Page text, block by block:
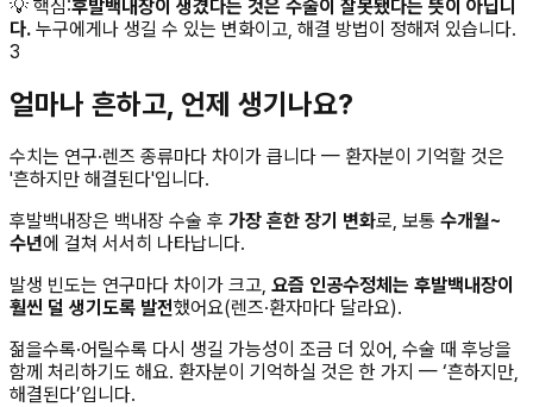
💡 핵심:후발백내장이 생겼다는 것은 수술이 잘못됐다는 뜻이 아닙니
다. 누구에게나 생길 수 있는 변화이고, 해결 방법이 정해져 있습니다.
3
얼마나 흔하고, 언제 생기나요?
수치는 연구·렌즈 종류마다 차이가 큽니다 — 환자분이 기억할 것은
'흔하지만 해결된다'입니다.
후발백내장은 백내장 수술 후 가장 흔한 장기 변화로, 보통 수개월~
수년에 걸쳐 서서히 나타납니다.
발생 빈도는 연구마다 차이가 크고, 요즘 인공수정체는 후발백내장이
훨씬 덜 생기도록 발전했어요(렌즈·환자마다 달라요).
젊을수록·어릴수록 다시 생길 가능성이 조금 더 있어, 수술 때 후낭을
함께 처리하기도 해요. 환자분이 기억하실 것은 한 가지 — ‘흔하지만,
해결된다’입니다.